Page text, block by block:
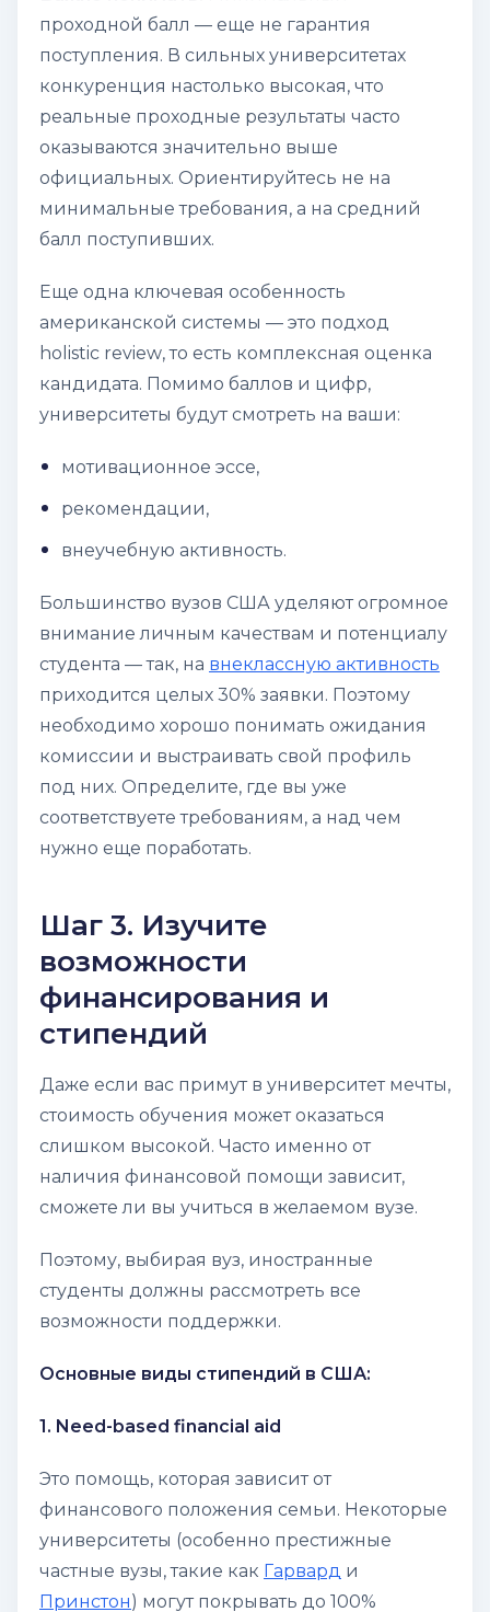
проходной балл — еще не гарантия
поступления. В сильных университетах
конкуренция настолько высокая, что
реальные проходные результаты часто
оказываются значительно выше
официальных. Ориентируйтесь не на
минимальные требования, а на средний
балл поступивших.
Еще одна ключевая особенность
американской системы — это подход
holistic review, то есть комплексная оценка
кандидата. Помимо баллов и цифр,
университеты будут смотреть на ваши:
мотивационное эссе,
рекомендации,
внеучебную активность.
Большинство вузов США уделяют огромное
внимание личным качествам и потенциалу
студента — так, на внеклассную активность
приходится целых 30% заявки. Поэтому
необходимо хорошо понимать ожидания
комиссии и выстраивать свой профиль
под них. Определите, где вы уже
соответствуете требованиям, а над чем
нужно еще поработать.
Шаг 3. Изучите
возможности
финансирования и
стипендий
Даже если вас примут в университет мечты,
стоимость обучения может оказаться
слишком высокой. Часто именно от
наличия финансовой помощи зависит,
сможете ли вы учиться в желаемом вузе.
Поэтому, выбирая вуз, иностранные
студенты должны рассмотреть все
возможности поддержки.
Основные виды стипендий в США:
1. Need-based financial aid
Это помощь, которая зависит от
финансового положения семьи. Некоторые
университеты (особенно престижные
частные вузы, такие как Гарвард и
Принстон) могут покрывать до 100%